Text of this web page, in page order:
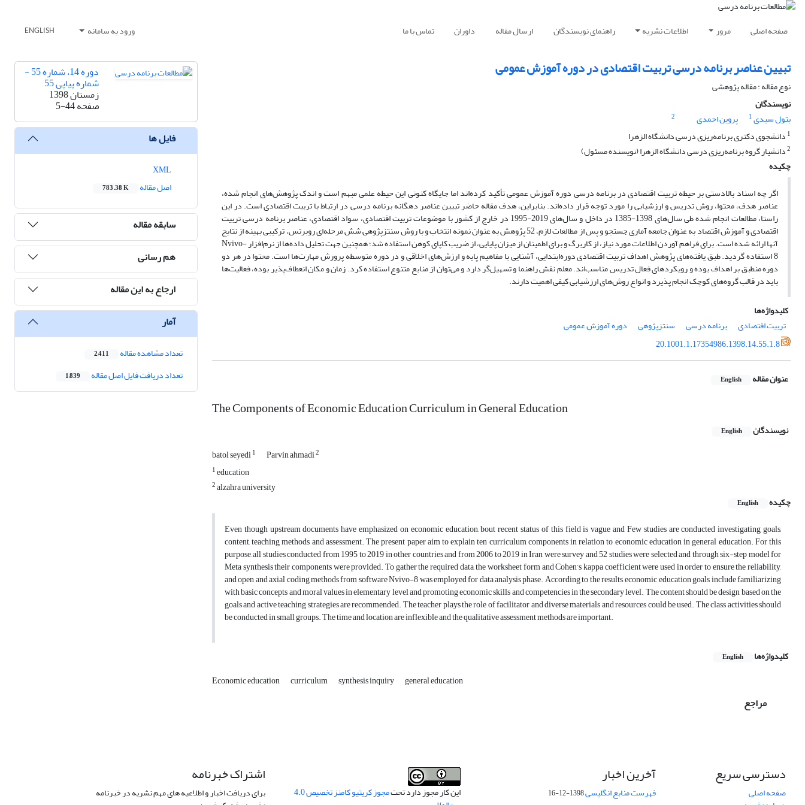
صفحه اصلی مرور اطلاعات نشریه راهنمای نویسندگان ارسال مقاله داوران تماس با ما ورود به سامانه ENGLISH
تبیین عناصر برنامه درسی تربیت ‌اقتصادی در دوره آموزش عمومی
نوع مقاله : مقاله پژوهشی
نویسندگان
بتول سیدی1 پروین احمدی
2
1 دانشجوی دکتری برنامه‌ریزی درسی دانشگاه الزهرا
2دانشیار گروه برنامه‌ریزی درسی دانشگاه الزهرا (نویسنده مسئول)
چکیده
اگر چه اسناد بالادستی بر حیطه تربیت ‌اقتصادی در برنامه درسی دوره آموزش عمومی تأکید کرده‌اند اما جایگاه کنونی این حیطه علمی مبهم است و اندک پژوهش‌های انجام شده،
عناصر هدف، محتوا، روش‌ تدریس و ارزشیابی را مورد توجه قرار داده‌اند. بنابراین، هدف مقاله حاضر تبیین عناصر دهگانه برنامه درسی در ارتباط با تربیت ‌اقتصادی است. در این
راستا، مطالعات انجام شده طی سال‌های 1398-1385 در داخل و سال‌های 2019-1995 در خارج از کشور با موضوعات تربیت ‌اقتصادی، سواد ‌اقتصادی، عناصر برنامه درسی تربیت
‌اقتصادی و آموزش اقتصاد به عنوان جامعه آماری جستجو و پس از مطالعات لازم، 52 پژوهش به عنوان نمونه انتخاب و با روش سنتزپژوهی شش مرحله‌ای روبرتس، ترکیبی بهینه از نتایج
آنها ارائه شده است. برای فراهم آوردن اطلاعات مورد نیاز، از کاربرگ و برای اطمینان از میزان پایایی، از ضریب کاپای کوهن استفاده شد؛ همچنین جهت تحلیل داده‌ها از نرم‌افزار Nvivo-
8 استفاده گردید. طبق یافته‌های پژوهش اهداف تربیت ‌اقتصادی دوره‌ابتدایی، آشنایی با مفاهیم پایه و ارزش‌های اخلاقی و در دوره متوسطه پرورش مهارت‌ها است. محتوا در هر دو
دوره منطبق بر اهداف بوده و رویکردهای فعال تدریس مناسب‌اند. معلم نقش راهنما و تسهیل‌گر دارد و می‌توان از منابع متنوع استفاده کرد. زمان و مکان انعطاف‌پذیر بوده، فعالیت‌ها
باید در قالب گروه‌های کوچک انجام پذیرد و انواع روش‌های ارزشیابی کیفی اهمیت دارند.
کلیدواژه‌ها
تربیت ‌اقتصادی
برنامه درسی سنتزپژوهی
دوره آموزش عمومی
20.1001.1.17354986.1398.14.55.1.8
عنوان مقاله English
The Components of Economic Education Curriculum in General Education
نویسندگان English
batol seyedi1 Parvin ahmadi2
1education
2alzahra university
چکیده
English
Even though upstream documents have emphasized on economic education, bout recent status of this field is vague and Few studies are conducted investigating goals,
content, teaching methods and assessment. The present paper aim to explain ten curriculum components in relation to economic education in general education. For this
purpose, all studies conducted from 1995 to 2019 in other countries and from 2006 to 2019 in Iran were survey and 52 studies were selected and through six-step model for
Meta synthesis their components were provided. To gather the required data, the worksheet form and Cohen’s kappa coefficient were used in order to ensure the reliability,
and open and axial coding methods from software Nvivo-8 was employed for data analysis phase. According to the results, economic education goals include familiarizing
with basic concepts and moral values in elementary level and promoting economic skills and competencies in the secondary level. The content should be design based on the
goals and active teaching strategies are recommended. The teacher plays the role of facilitator and diverse materials and resources could be used. The class activities should
be conducted in small groups. The time and location are inflexible and the qualitative assessment methods are important.
کلیدواژه‌ها English
Economic education curriculum synthesis inquiry general education
مراجع
دوره 14، شماره 55 -
شماره پیاپی 55
زمستان 1398
صفحه5-44
فایل ها
اصل مقاله
783.38 K
سابقه مقاله
هم رسانی
ارجاع به این مقاله
آمار
تعداد مشاهده مقاله 2,411
تعداد دریافت فایل اصل مقاله 1,839
دسترسی سریع
صفحه اصلی
آخرین اخبار
فهرست منابع انگلیسی1398-12-16 این کار مجوز دارد تحت مجوز کریتیو کامنز تخصیص 4.0
اشتراک خبرنامه
برای دریافت اخبار و اطلاعیه های مهم نشریه در خبرنامه